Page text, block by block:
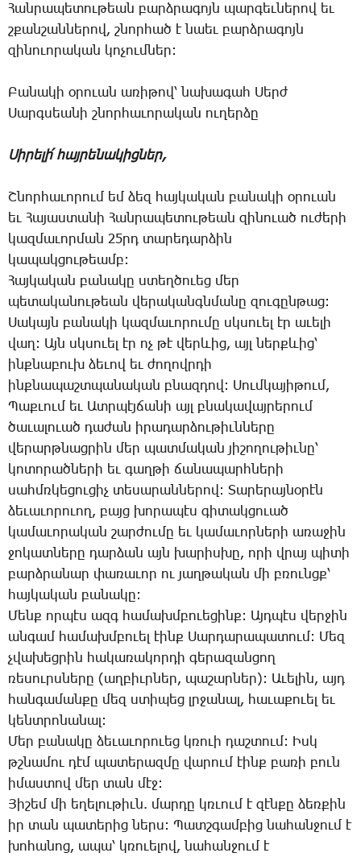
­Հան­րա­պե­տու­թեան բարձ­րա­գոյն պար­գեւ­նե­րով եւ
շքան­շան­նե­րով, շնոր­հած է նաեւ բարձ­րա­գոյն
զի­նո­ւո­րա­կան կո­չում­ներ:
­Բա­նա­կի օ­րո­ւան ա­ռի­թով՝ նա­խա­գահ ­Սերժ
­Սարգ­սեա­նի շնոր­հա­ւո­րա­կան ու­ղեր­ձը
Սի­րե­լի՛ հայ­րե­նա­կից­ներ,
Շ­նոր­հա­ւո­րում եմ ձեզ հայ­կա­կան բա­նա­կի օ­րո­ւան
եւ ­Հա­յաս­տա­նի ­Հան­րա­պե­տու­թեան զի­նո­ւած ու­ժե­րի
կազ­մա­ւոր­ման 25րդ ­տա­րե­դար­ձին
կա­պակ­ցու­թեամբ:
­Հայ­կա­կան բա­նա­կը ստեղ­ծո­ւեց մեր
պե­տա­կա­նու­թեան վե­րա­կանգն­մա­նը զու­գըն­թաց:
­Սա­կայն բա­նա­կի կազ­մա­ւո­րու­մը սկսո­ւել էր ա­ւե­լի
վաղ: Այն սկսո­ւել էր ոչ թէ վեր­ևից, այլ ներք­ևից՝
ինք­նա­բուխ ձե­ւով եւ ժո­ղովր­դի
ինք­նա­պաշտ­պա­նա­կան բնազ­դով: ­Սում­կա­յի­թում,
­Պաք­ւում եւ Ատր­պէյ­ճա­նի այլ բնա­կա­վայ­րե­րում
ծա­ւա­լո­ւած դա­ժան ի­րա­դար­ձու­թիւն­նե­րը
վե­րարթ­նաց­րին մեր պատ­մա­կան յի­շո­ղու­թիւ­նը՝
կո­տո­րած­նե­րի եւ գաղ­թի ճա­նա­պարհ­նե­րի
սահմռ­կե­ցու­ցիչ տե­սա­րան­նե­րով: ­Տա­րե­րայ­նօ­րէն
ձե­ւա­ւո­րո­ւող, բայց խո­րա­պէս գի­տակ­ցո­ւած
կա­մա­ւո­րա­կան շար­ժու­մը եւ կա­մա­ւոր­նե­րի ա­ռա­ջին
ջո­կատ­նե­րը դար­ձան այն խա­րիս­խը, ո­րի վրայ պի­տի
բարձ­րա­նար փա­ռա­ւոր ու յաղ­թա­կան մի բռունցք՝
հայ­կա­կան բա­նա­կը:
­Մենք որ­պէս ազգ հա­մախմ­բո­ւե­ցինք: Այդ­պէս վեր­ջին
ան­գամ հա­մախմ­բո­ւել էինք ­Սար­դա­րա­պա­տում: ­Մեզ
չվա­խեց­րին հա­կա­ռա­կոր­դի գե­րա­զան­ցող
ռե­սուրս­նե­րը (աղ­բիւր­ներ, պա­շար­ներ): Ա­ւե­լին, այդ
հան­գա­ման­քը մեզ ստի­պեց լրջա­նալ, հա­ւա­քո­ւել եւ
կենտ­րո­նա­նալ:
­Մեր բա­նա­կը ձե­ւա­ւո­րո­ւեց կռո­ւի դաշ­տում: Իսկ
թշնա­մու դէմ պա­տե­րազ­մը վա­րում էինք բա­ռի բուն
ի­մաս­տով մեր տան մէջ:
­Յի­շեմ մի ե­ղե­լու­թիւն. մար­դը կռւում է զէն­քը ձեռ­քին
իր տան պա­տե­րից ներս: ­Պատշ­գամ­բից նա­հան­ջում է
խո­հա­նոց, ա­պա՝ կռո­ւե­լով, նա­հան­ջում է